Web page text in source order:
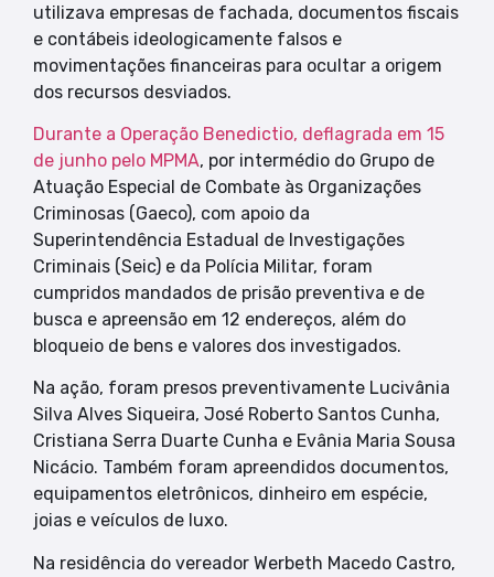
utilizava empresas de fachada, documentos fiscais
e contábeis ideologicamente falsos e
movimentações financeiras para ocultar a origem
dos recursos desviados.
Durante a Operação Benedictio, deflagrada em 15
de junho pelo MPMA, por intermédio do Grupo de
Atuação Especial de Combate às Organizações
Criminosas (Gaeco), com apoio da
Superintendência Estadual de Investigações
Criminais (Seic) e da Polícia Militar, foram
cumpridos mandados de prisão preventiva e de
busca e apreensão em 12 endereços, além do
bloqueio de bens e valores dos investigados.
Na ação, foram presos preventivamente Lucivânia
Silva Alves Siqueira, José Roberto Santos Cunha,
Cristiana Serra Duarte Cunha e Evânia Maria Sousa
Nicácio. Também foram apreendidos documentos,
equipamentos eletrônicos, dinheiro em espécie,
joias e veículos de luxo.
Na residência do vereador Werbeth Macedo Castro,